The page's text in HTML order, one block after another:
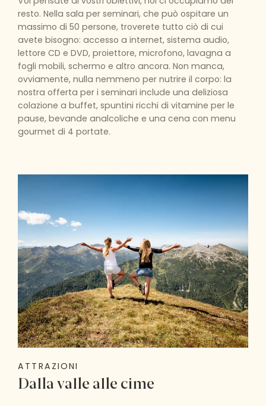
resto. Nella sala per seminari, che può ospitare un
massimo di 50 persone, troverete tutto ciò di cui
avete bisogno: accesso a internet, sistema audio,
lettore CD e DVD, proiettore, microfono, lavagna a
fogli mobili, schermo e altro ancora. Non manca,
ovviamente, nulla nemmeno per nutrire il corpo: la
nostra offerta per i seminari include una deliziosa
colazione a buffet, spuntini ricchi di vitamine per le
pause, bevande analcoliche e una cena con menu
gourmet di 4 portate.
ATTRAZIONI
Dalla valle alle cime